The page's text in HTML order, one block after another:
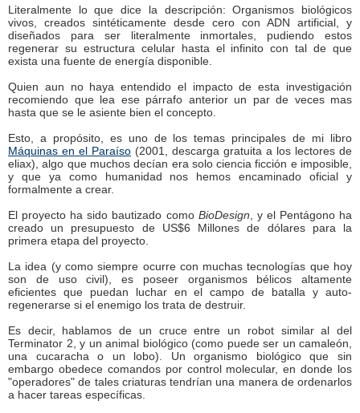
Literalmente lo que dice la descripción: Organismos biológicos
vivos, creados sintéticamente desde cero con ADN artificial, y
diseñados para ser literalmente inmortales, pudiendo estos
regenerar su estructura celular hasta el infinito con tal de que
exista una fuente de energía disponible.
Quien aun no haya entendido el impacto de esta investigación
recomiendo que lea ese párrafo anterior un par de veces mas
hasta que se le asiente bien el concepto.
Esto, a propósito, es uno de los temas principales de mi libro
Máquinas en el Paraíso (2001, descarga gratuita a los lectores de
eliax), algo que muchos decían era solo ciencia ficción e imposible,
y que ya como humanidad nos hemos encaminado oficial y
formalmente a crear.
El proyecto ha sido bautizado como BioDesign , y el Pentágono ha
creado un presupuesto de US$6 Millones de dólares para la
primera etapa del proyecto.
La idea (y como siempre ocurre con muchas tecnologías que hoy
son de uso civil), es poseer organismos bélicos altamente
eficientes que puedan luchar en el campo de batalla y auto-
regenerarse si el enemigo los trata de destruir.
Es decir, hablamos de un cruce entre un robot similar al del
Terminator 2, y un animal biológico (como puede ser un camaleón,
una cucaracha o un lobo). Un organismo biológico que sin
embargo obedece comandos por control molecular, en donde los
"operadores" de tales criaturas tendrían una manera de ordenarlos
a hacer tareas específicas.